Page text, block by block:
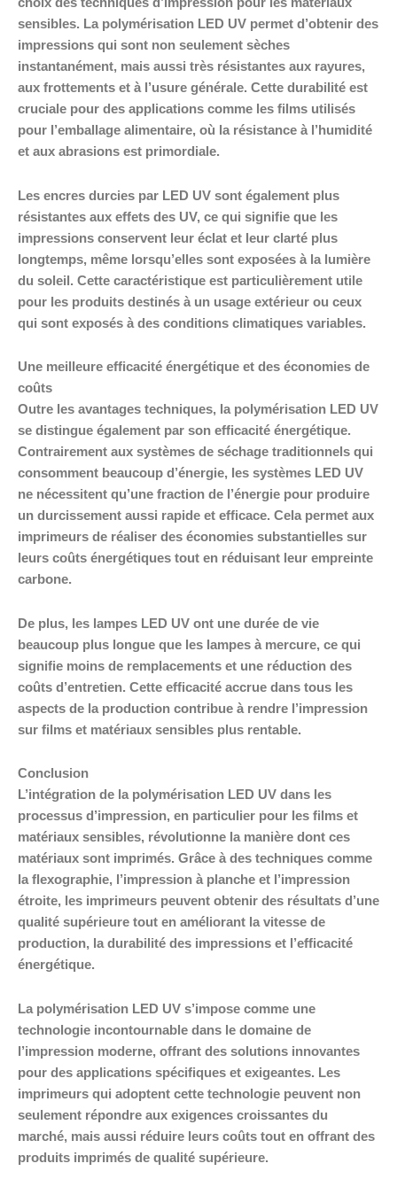
choix des techniques d’impression pour les matériaux
sensibles. La polymérisation LED UV permet d’obtenir des
impressions qui sont non seulement sèches
instantanément, mais aussi très résistantes aux rayures,
aux frottements et à l’usure générale. Cette durabilité est
cruciale pour des applications comme les films utilisés
pour l’emballage alimentaire, où la résistance à l’humidité
et aux abrasions est primordiale.
Les encres durcies par LED UV sont également plus
résistantes aux effets des UV, ce qui signifie que les
impressions conservent leur éclat et leur clarté plus
longtemps, même lorsqu’elles sont exposées à la lumière
du soleil. Cette caractéristique est particulièrement utile
pour les produits destinés à un usage extérieur ou ceux
qui sont exposés à des conditions climatiques variables.
Une meilleure efficacité énergétique et des économies de
coûts
Outre les avantages techniques, la polymérisation LED UV
se distingue également par son efficacité énergétique.
Contrairement aux systèmes de séchage traditionnels qui
consomment beaucoup d’énergie, les systèmes LED UV
ne nécessitent qu’une fraction de l’énergie pour produire
un durcissement aussi rapide et efficace. Cela permet aux
imprimeurs de réaliser des économies substantielles sur
leurs coûts énergétiques tout en réduisant leur empreinte
carbone.
De plus, les lampes LED UV ont une durée de vie
beaucoup plus longue que les lampes à mercure, ce qui
signifie moins de remplacements et une réduction des
coûts d’entretien. Cette efficacité accrue dans tous les
aspects de la production contribue à rendre l’impression
sur films et matériaux sensibles plus rentable.
Conclusion
L’intégration de la polymérisation LED UV dans les
processus d’impression, en particulier pour les films et
matériaux sensibles, révolutionne la manière dont ces
matériaux sont imprimés. Grâce à des techniques comme
la flexographie, l’impression à planche et l’impression
étroite, les imprimeurs peuvent obtenir des résultats d’une
qualité supérieure tout en améliorant la vitesse de
production, la durabilité des impressions et l’efficacité
énergétique.
La polymérisation LED UV s’impose comme une
technologie incontournable dans le domaine de
l’impression moderne, offrant des solutions innovantes
pour des applications spécifiques et exigeantes. Les
imprimeurs qui adoptent cette technologie peuvent non
seulement répondre aux exigences croissantes du
marché, mais aussi réduire leurs coûts tout en offrant des
produits imprimés de qualité supérieure.